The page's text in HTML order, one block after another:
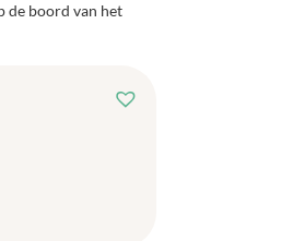
de boord van het